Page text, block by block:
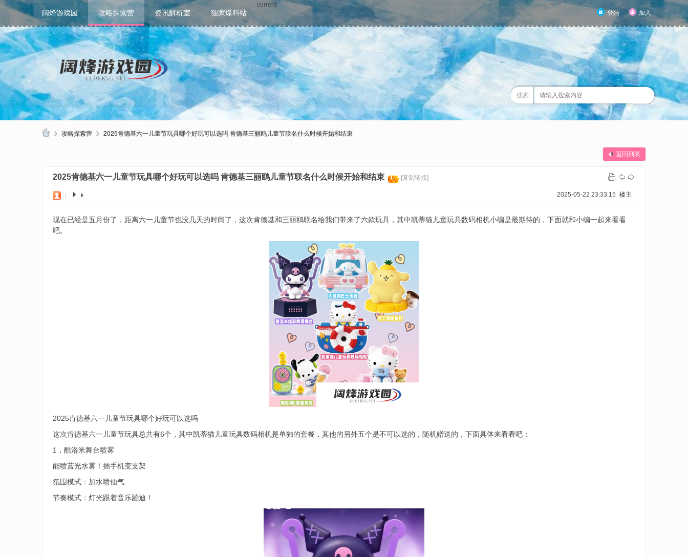
阔烽游戏园
current
攻略探索营 资讯解析室 独家爆料站 登陆 加入
搜索
攻略探索营 2025肯德基六一儿童节玩具哪个好玩可以选吗 肯德基三丽鸥儿童节联名什么时候开始和结束
返回列表
2025肯德基六一儿童节玩具哪个好玩可以选吗 肯德基三丽鸥儿童节联名什么时候开始和结束 [复制链接]
楼主
2025-05-22 23:33:15
现在已经是五月份了，距离六一儿童节也没几天的时间了，这次肯德基和三丽鸥联名给我们带来了六款玩具，其中凯蒂猫儿童玩具数码相机小编是最期待的，下面就和小编一起来看看
吧。
2025肯德基六一儿童节玩具哪个好玩可以选吗
这次肯德基六一儿童节玩具总共有6个，其中凯蒂猫儿童玩具数码相机是单独的套餐，其他的另外五个是不可以选的，随机赠送的，下面具体来看看吧：
1，酷洛米舞台喷雾
能喷蓝光水雾！插手机变支架
氛围模式：加水喷仙气
节奏模式：灯光跟着音乐蹦迪！